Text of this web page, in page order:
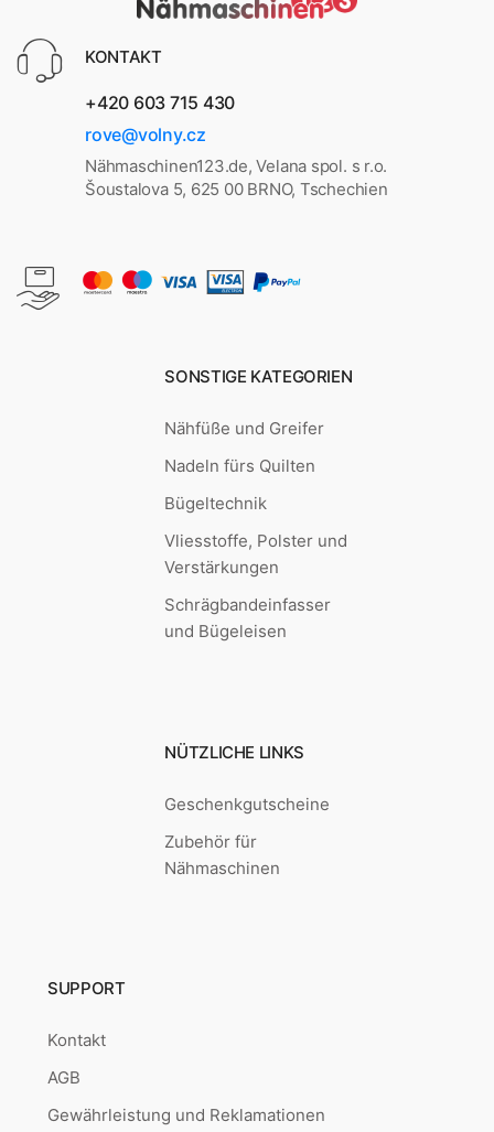
KONTAKT
+420 603 715 430
rove@volny.cz
Nähmaschinen123.de, Velana spol. s r.o.
Šoustalova 5, 625 00 BRNO, Tschechien
SONSTIGE KATEGORIEN
Nähfüße und Greifer
Nadeln fürs Quilten
Bügeltechnik
Vliesstoffe, Polster und
Verstärkungen
Schrägbandeinfasser
und Bügeleisen
NÜTZLICHE LINKS
Geschenkgutscheine
Zubehör für
Nähmaschinen
SUPPORT
Kontakt
AGB
Gewährleistung und Reklamationen